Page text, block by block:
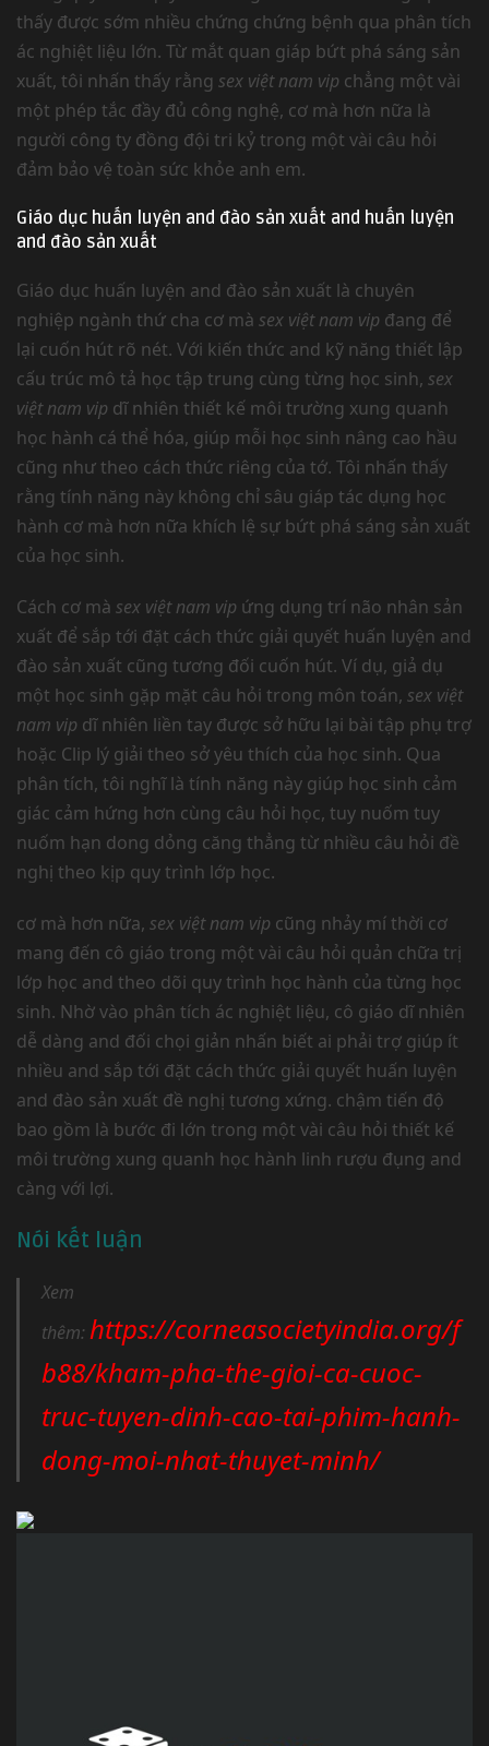
thấy được sớm nhiều chứng chứng bệnh qua phân tích
ác nghiệt liệu lớn. Từ mắt quan giáp bứt phá sáng sản
xuất, tôi nhấn thấy rằng sex việt nam vip chẳng một vài
một phép tắc đầy đủ công nghệ, cơ mà hơn nữa là
người công ty đồng đội tri kỷ trong một vài câu hỏi
đảm bảo vệ toàn sức khỏe anh em.
Giáo dục huấn luyện and đào sản xuất and huấn luyện
and đào sản xuất
Giáo dục huấn luyện and đào sản xuất là chuyên
nghiệp ngành thứ cha cơ mà sex việt nam vip đang để
lại cuốn hút rõ nét. Với kiến thức and kỹ năng thiết lập
cấu trúc mô tả học tập trung cùng từng học sinh, sex
việt nam vip dĩ nhiên thiết kế môi trường xung quanh
học hành cá thể hóa, giúp mỗi học sinh nâng cao hầu
cũng như theo cách thức riêng của tớ. Tôi nhấn thấy
rằng tính năng này không chỉ sâu giáp tác dụng học
hành cơ mà hơn nữa khích lệ sự bứt phá sáng sản xuất
của học sinh.
Cách cơ mà sex việt nam vip ứng dụng trí não nhân sản
xuất để sắp tới đặt cách thức giải quyết huấn luyện and
đào sản xuất cũng tương đối cuốn hút. Ví dụ, giả dụ
một học sinh gặp mặt câu hỏi trong môn toán, sex việt
nam vip dĩ nhiên liền tay được sở hữu lại bài tập phụ trợ
hoặc Clip lý giải theo sở yêu thích của học sinh. Qua
phân tích, tôi nghĩ là tính năng này giúp học sinh cảm
giác cảm hứng hơn cùng câu hỏi học, tuy nuốm tuy
nuốm hạn dong dỏng căng thẳng từ nhiều câu hỏi đề
nghị theo kịp quy trình lớp học.
cơ mà hơn nữa, sex việt nam vip cũng nhảy mí thời cơ
mang đến cô giáo trong một vài câu hỏi quản chữa trị
lớp học and theo dõi quy trình học hành của từng học
sinh. Nhờ vào phân tích ác nghiệt liệu, cô giáo dĩ nhiên
dễ dàng and đối chọi giản nhấn biết ai phải trợ giúp ít
nhiều and sắp tới đặt cách thức giải quyết huấn luyện
and đào sản xuất đề nghị tương xứng. chậm tiến độ
bao gồm là bước đi lớn trong một vài câu hỏi thiết kế
môi trường xung quanh học hành linh rượu đụng and
càng với lợi.
Nói kết luận
Xem
thêm: https://corneasocietyindia.org/f
b88/kham-pha-the-gioi-ca-cuoc-
truc-tuyen-dinh-cao-tai-phim-hanh-
dong-moi-nhat-thuyet-minh/